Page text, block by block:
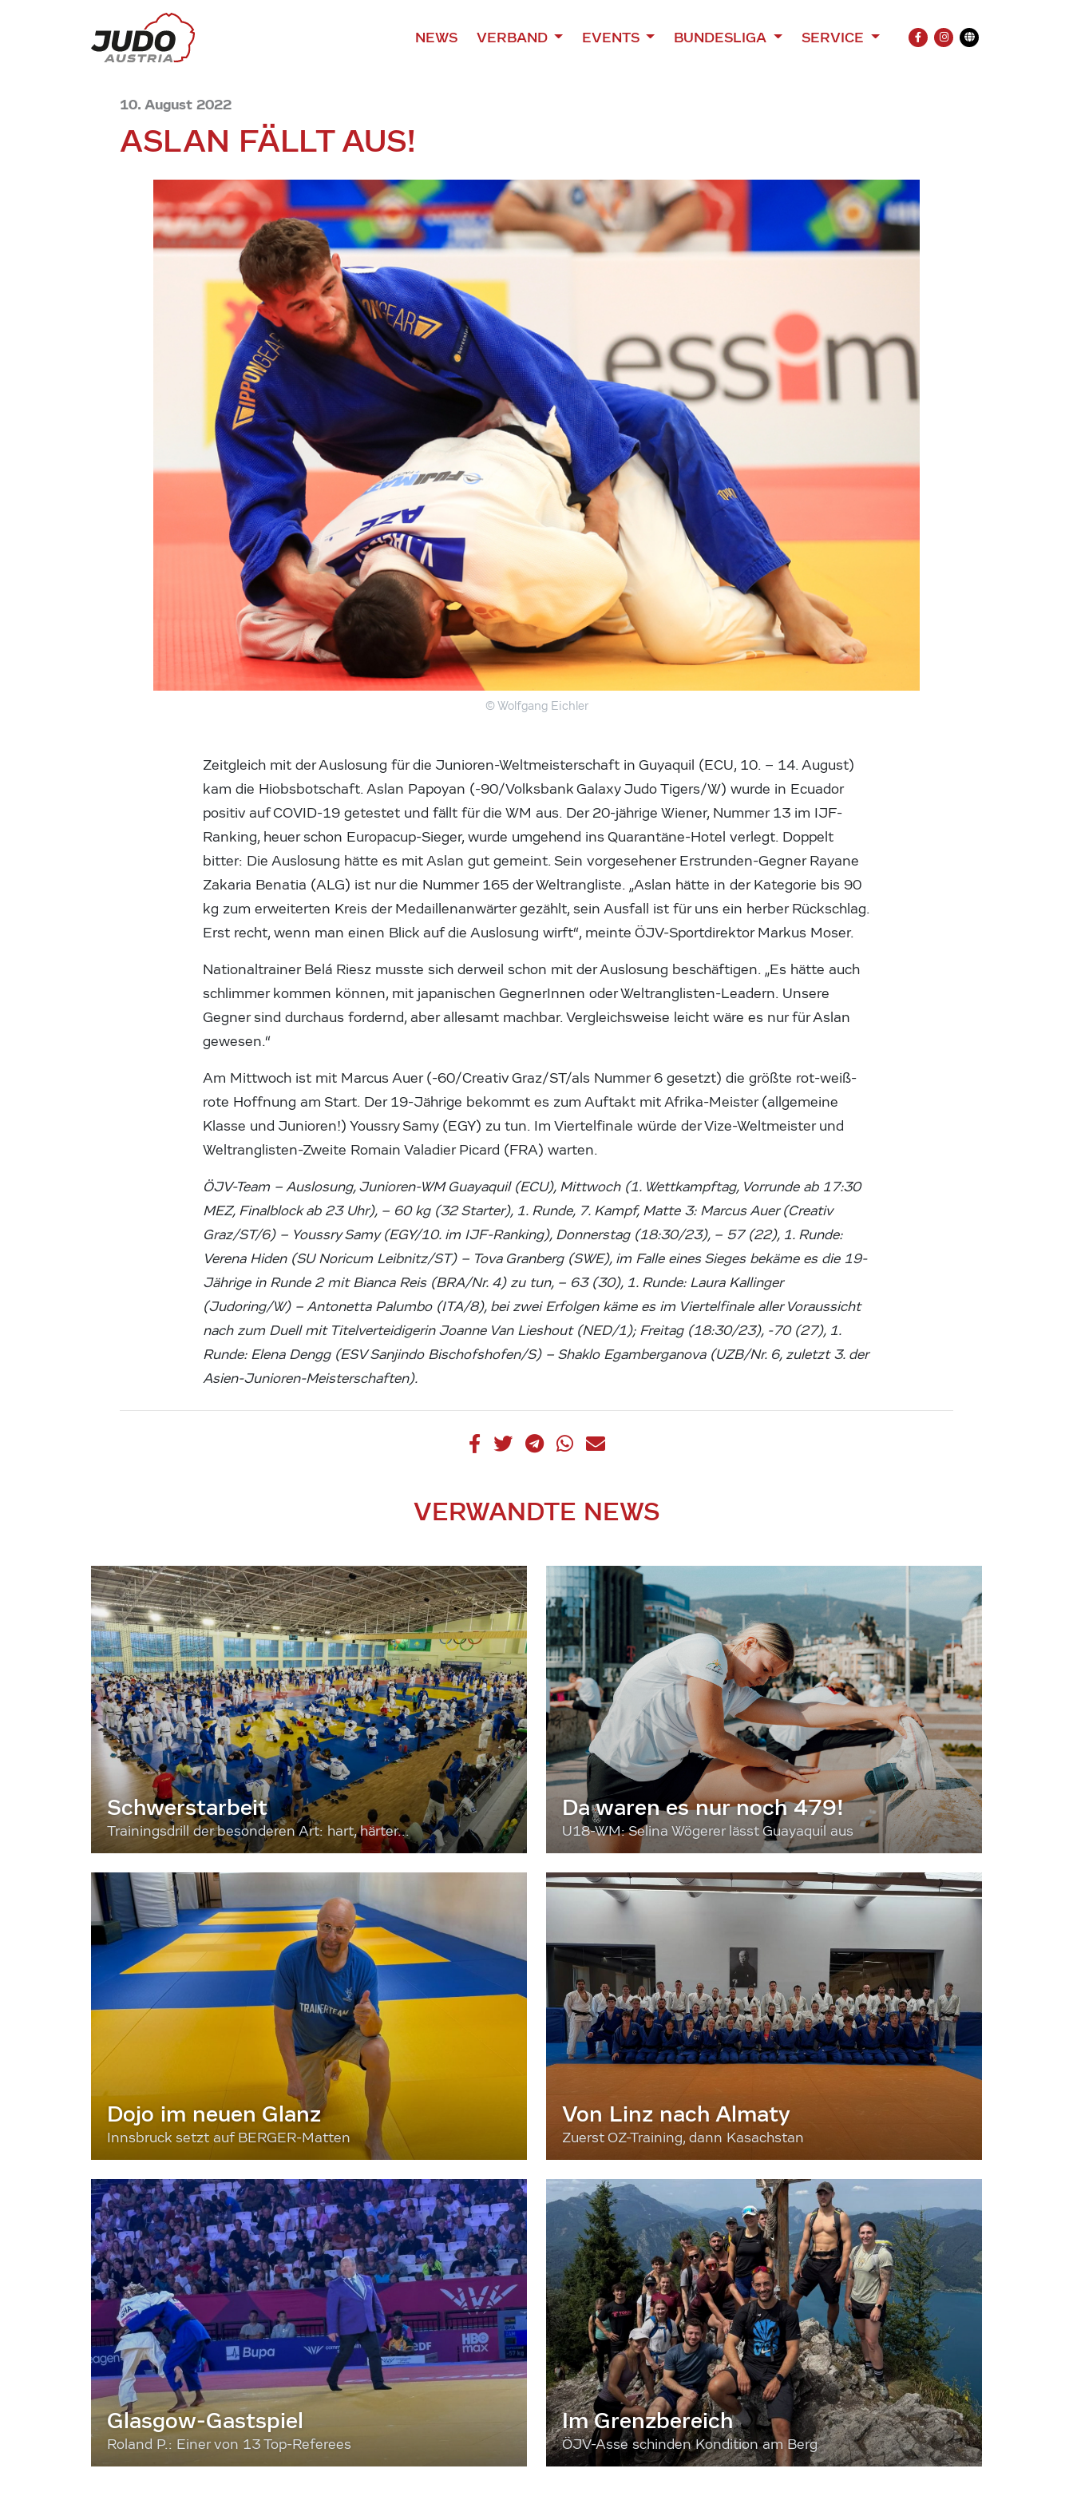
NEWS VERBAND EVENTS BUNDESLIGA SERVICE
FACEBOOK
INSTAGRAM
Übersetzung
10. August 2022
ASLAN FÄLLT AUS!
© Wolfgang Eichler
Zeitgleich mit der Auslosung für die Junioren-Weltmeisterschaft in Guyaquil (ECU, 10. – 14. August)
kam die Hiobsbotschaft. Aslan Papoyan (-90/Volksbank Galaxy Judo Tigers/W) wurde in Ecuador
positiv auf COVID-19 getestet und fällt für die WM aus. Der 20-jährige Wiener, Nummer 13 im IJF-
Ranking, heuer schon Europacup-Sieger, wurde umgehend ins Quarantäne-Hotel verlegt. Doppelt
bitter: Die Auslosung hätte es mit Aslan gut gemeint. Sein vorgesehener Erstrunden-Gegner Rayane
Zakaria Benatia (ALG) ist nur die Nummer 165 der Weltrangliste. „Aslan hätte in der Kategorie bis 90
kg zum erweiterten Kreis der Medaillenanwärter gezählt, sein Ausfall ist für uns ein herber Rückschlag.
Erst recht, wenn man einen Blick auf die Auslosung wirft“, meinte ÖJV-Sportdirektor Markus Moser.
Nationaltrainer Belá Riesz musste sich derweil schon mit der Auslosung beschäftigen. „Es hätte auch
schlimmer kommen können, mit japanischen GegnerInnen oder Weltranglisten-Leadern. Unsere
Gegner sind durchaus fordernd, aber allesamt machbar. Vergleichsweise leicht wäre es nur für Aslan
gewesen.“
Am Mittwoch ist mit Marcus Auer (-60/Creativ Graz/ST/als Nummer 6 gesetzt) die größte rot-weiß-
rote Hoffnung am Start. Der 19-Jährige bekommt es zum Auftakt mit Afrika-Meister (allgemeine
Klasse und Junioren!) Youssry Samy (EGY) zu tun. Im Viertelfinale würde der Vize-Weltmeister und
Weltranglisten-Zweite Romain Valadier Picard (FRA) warten.
ÖJV-Team – Auslosung, Junioren-WM Guayaquil (ECU), Mittwoch (1. Wettkampftag, Vorrunde ab 17:30
MEZ, Finalblock ab 23 Uhr), – 60 kg (32 Starter), 1. Runde, 7. Kampf, Matte 3: Marcus Auer (Creativ
Graz/ST/6) – Youssry Samy (EGY/10. im IJF-Ranking), Donnerstag (18:30/23), – 57 (22), 1. Runde:
Verena Hiden (SU Noricum Leibnitz/ST) – Tova Granberg (SWE), im Falle eines Sieges bekäme es die 19-
Jährige in Runde 2 mit Bianca Reis (BRA/Nr. 4) zu tun, – 63 (30), 1. Runde: Laura Kallinger
(Judoring/W) – Antonetta Palumbo (ITA/8), bei zwei Erfolgen käme es im Viertelfinale aller Voraussicht
nach zum Duell mit Titelverteidigerin Joanne Van Lieshout (NED/1); Freitag (18:30/23), -70 (27), 1.
Runde: Elena Dengg (ESV Sanjindo Bischofshofen/S) – Shaklo Egamberganova (UZB/Nr. 6, zuletzt 3. der
Asien-Junioren-Meisterschaften).
VERWANDTE NEWS
Schwerstarbeit
Trainingsdrill der besonderen Art: hart, härter...
Da waren es nur noch 479!
U18-WM: Selina Wögerer lässt Guayaquil aus
Dojo im neuen Glanz
Innsbruck setzt auf BERGER-Matten
Von Linz nach Almaty
Zuerst OZ-Training, dann Kasachstan
Glasgow-Gastspiel
Roland P.: Einer von 13 Top-Referees
Im Grenzbereich
ÖJV-Asse schinden Kondition am Berg